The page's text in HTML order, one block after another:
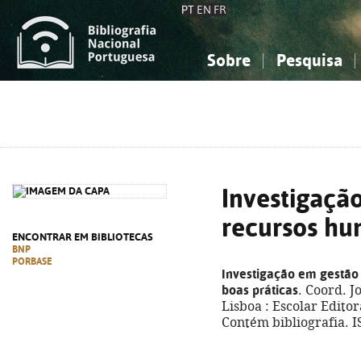
PT EN FR
Sobre Pesquisa
ENCONTRAR EM BIBLIOTECAS
BNP
PORBASE
recursos
Investigação em
boas práticas. Coord.
Lisboa : Escolar
Contém bibliografia.